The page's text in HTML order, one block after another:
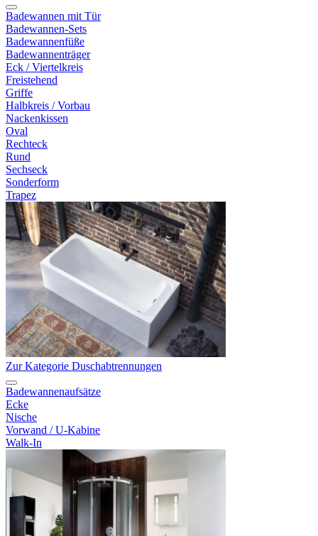
Badewannen mit Tür
Badewannen-Sets
Badewannenfüße
Badewannenträger
Eck / Viertelkreis
Freistehend
Griffe
Halbkreis / Vorbau
Nackenkissen
Oval
Rechteck
Rund
Sechseck
Sonderform
Trapez
Zur Kategorie Duschabtrennungen
Badewannenaufsätze
Ecke
Nische
Vorwand / U-Kabine
Walk-In